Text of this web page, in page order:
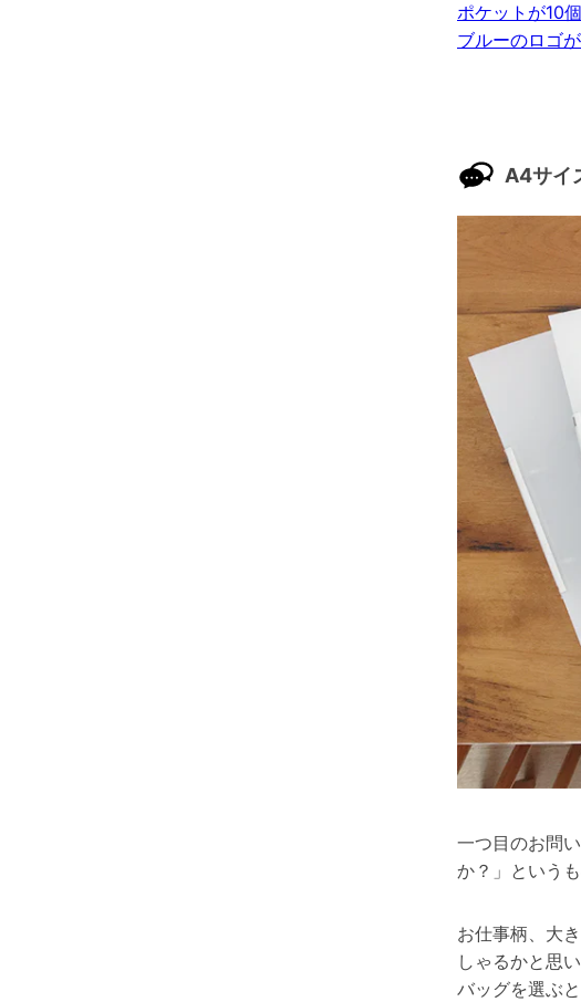
ポケットが10
ブルーのロゴ
A4サイ
一つ目のお問
か？」というも
お仕事柄、大
しゃるかと思
バッグを選ぶ